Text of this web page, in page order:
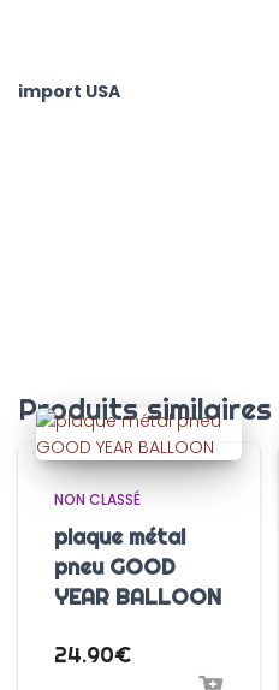
import USA
Produits similaires
NON CLASSÉ
plaque métal
pneu GOOD
YEAR BALLOON
24.90€